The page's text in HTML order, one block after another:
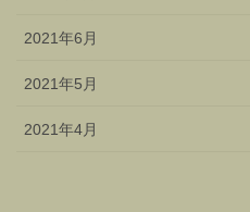
2021年6月
2021年5月
2021年4月